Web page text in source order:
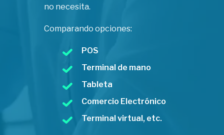
no necesita.
Comparando opciones:
POS
Terminal de mano
Tableta
Comercio Electrónico
Terminal virtual, etc.